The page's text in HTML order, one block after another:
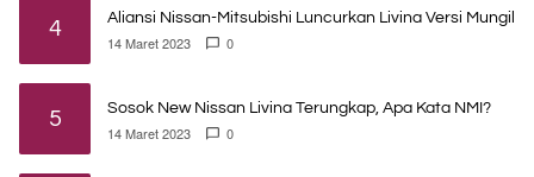
4 Aliansi Nissan-Mitsubishi Luncurkan Livina Versi Mungil
14 Maret 2023 0
5 Sosok New Nissan Livina Terungkap, Apa Kata NMI?
14 Maret 2023 0